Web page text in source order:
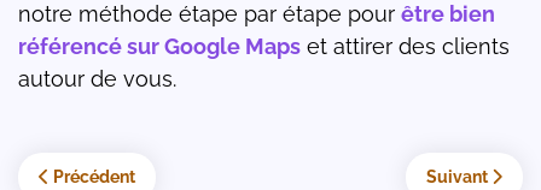
notre méthode étape par étape pour être bien
référencé sur Google Maps et attirer des clients
autour de vous.
Article précédent : RGPD et boutique Joomla : la check-list
Précédent Article
Suivant